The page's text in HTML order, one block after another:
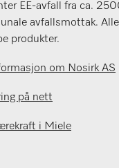
EE-avfall fra ca.
avfallsmottak.
produkter.
om Nosirk AS
på nett
i Miele